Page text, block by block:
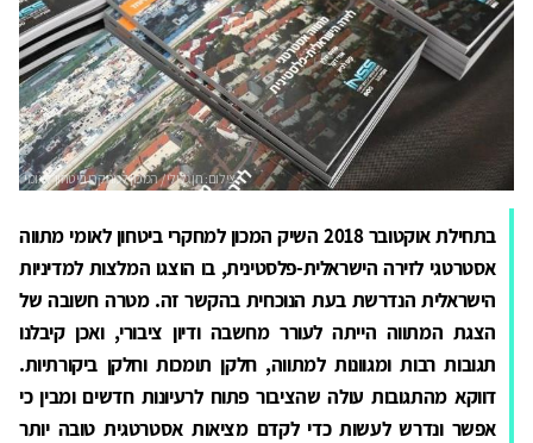
בתחילת אוקטובר 2018 השיק המכון למחקרי ביטחון לאומי מתווה
אסטרטגי לזירה הישראלית-פלסטינית, בו הוצגו המלצות למדיניות
הישראלית הנדרשת בעת הנוכחית בהקשר זה. מטרה חשובה של
הצגת המתווה הייתה לעורר מחשבה ודיון ציבורי, ואכן קיבלנו
תגובות רבות ומגוונות למתווה, חלקן תומכות וחלקן ביקורתיות.
דווקא מהתגובות עולה שהציבור פתוח לרעיונות חדשים ומבין כי
אפשר ונדרש לעשות כדי לקדם מציאות אסטרטגית טובה יותר